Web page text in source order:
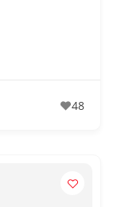
48